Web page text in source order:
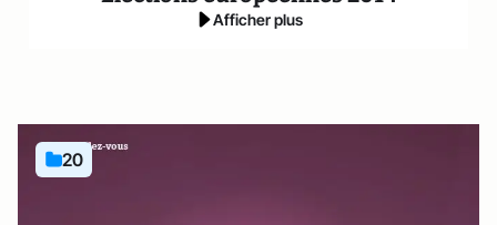
Afficher plus
20